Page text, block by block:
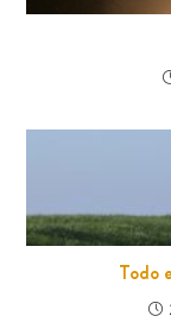
Todo